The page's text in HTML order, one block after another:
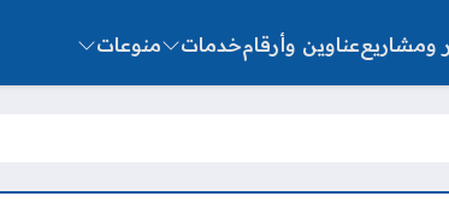
ومشاريععناوين وأرقامخدمات منوعات